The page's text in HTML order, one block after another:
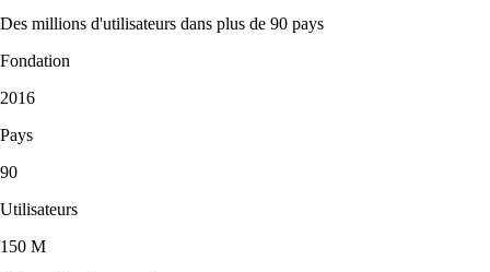
Des millions d'utilisateurs dans plus de 90 pays
Fondation
2016
Pays
90
Utilisateurs
150 M